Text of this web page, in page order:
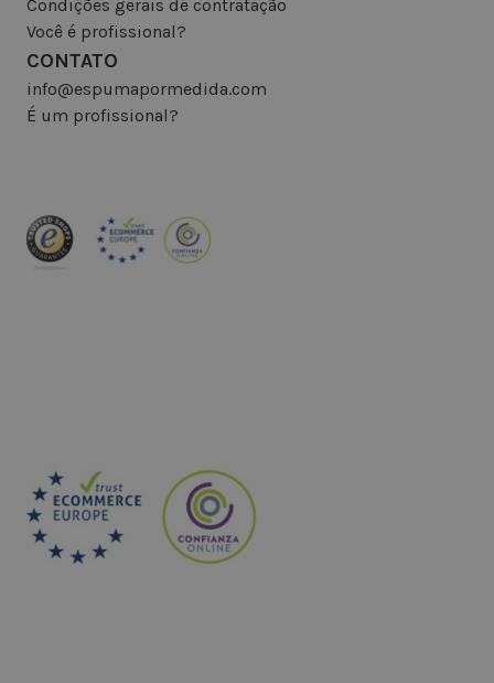
Condições gerais de contratação
Você é profissional?
CONTATO
info@espumapormedida.com
É um profissional?